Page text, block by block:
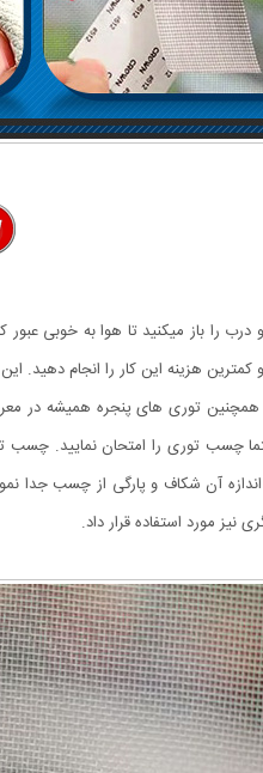
را باز میکنید تا هوا به خوبی عبور
هزینه این کار را انجام دهید.
توری های پنجره همیشه در
چسب توری را امتحان نمایید. چسب
آن شکاف و پارگی از چسب جدا
نیز مورد استفاده قرار داد.